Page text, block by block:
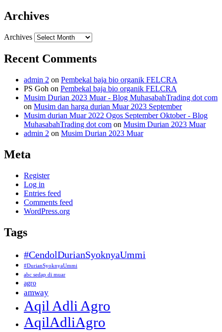
Archives
Archives
Recent Comments
admin 2 on Pembekal baja bio organik FELCRA
PS Goh on Pembekal baja bio organik FELCRA
Musim Durian 2023 Muar - Blog MuhasabahTrading dot com
on Musim dan harga durian Muar 2023 September
Musim durian Muar 2022 Ogos September Oktober - Blog
MuhasabahTrading dot com on Musim Durian 2023 Muar
admin 2 on Musim Durian 2023 Muar
Meta
Register
Log in
Entries feed
Comments feed
WordPress.org
Tags
#CendolDurianSyoknyaUmmi
#DurianSyoknyaUmmi
abc sedap di muar
agro
amway
Aqil Adli Agro
AqilAdliAgro